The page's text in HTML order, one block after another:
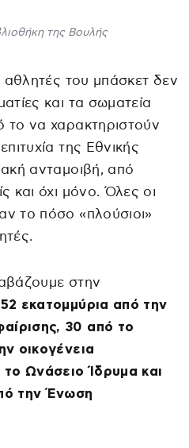
της Βουλής
αθλητές του μπάσκετ δεν
και τα σωματεία
να χαρακτηριστούν
της Εθνικής
ανταμοιβή, από
και όχι μόνο. Όλες οι
το πόσο «πλούσιοι»
στην
52 εκατομμύρια από την
30 από το
οικογένεια
το Ωνάσειο Ίδρυμα και
την Ένωση